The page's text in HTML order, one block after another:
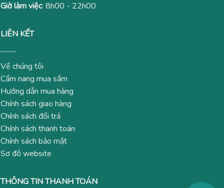
Giờ làm việc: 8h00 - 22h00
LIÊN KẾT
Về chúng tôi
Cẩm nang mua sắm
Hướng dẫn mua hàng
Chính sách giao hàng
Chính sách đổi trả
Chính sách thanh toán
Chính sách bảo mật
Sơ đồ website
THÔNG TIN THANH TOÁN